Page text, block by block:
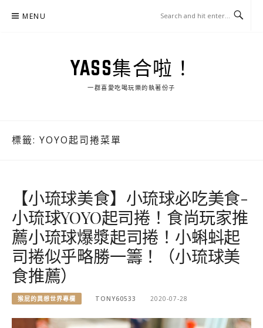
MENU
YASS集合啦！
一群喜愛吃喝玩樂的執著份子
標籤: YOYO起司捲菜單
【小琉球美食】小琉球必吃美食-
小琉球YOYO起司捲！食尚玩家推
薦小琉球爆漿起司捲！小蝌蚪起
司捲似乎略勝一籌！（小琉球美
食推薦）
猴屁的異想世界專欄 TONY60533 2020-07-28